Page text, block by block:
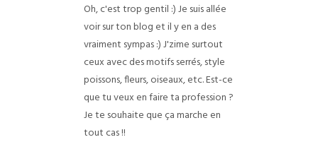
Oh, c'est trop gentil :) Je suis allée
voir sur ton blog et il y en a des
vraiment sympas :) J'zime surtout
ceux avec des motifs serrés, style
poissons, fleurs, oiseaux, etc. Est-ce
que tu veux en faire ta profession ?
Je te souhaite que ça marche en
tout cas !!